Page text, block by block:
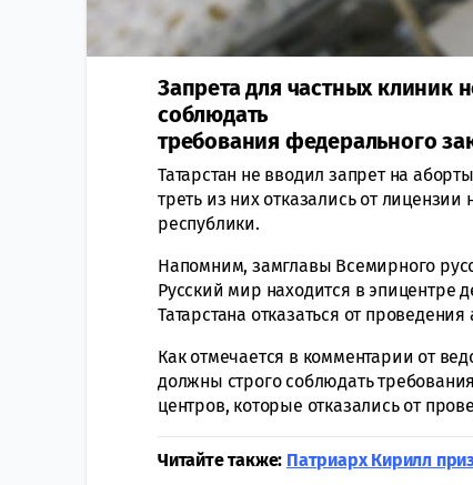
Запрета для частных клиник
соблюдать
требования федерального
Татарстан не вводил запрет на
треть из них отказались от
республики.
Напомним, замглавы Всемирного
Русский мир находится в эпицентре
Татарстана отказаться от проведения
Как отмечается в комментарии от
должны строго соблюдать
центров, которые отказались от
Читайте также: Патриарх Кирилл